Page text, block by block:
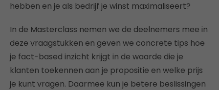
hebben en je als bedrijf je winst maximaliseert?
In de Masterclass nemen we de deelnemers mee in
deze vraagstukken en geven we concrete tips hoe
je fact-based inzicht krijgt in de waarde die je
klanten toekennen aan je propositie en welke prijs
je kunt vragen. Daarmee kun je betere beslissingen